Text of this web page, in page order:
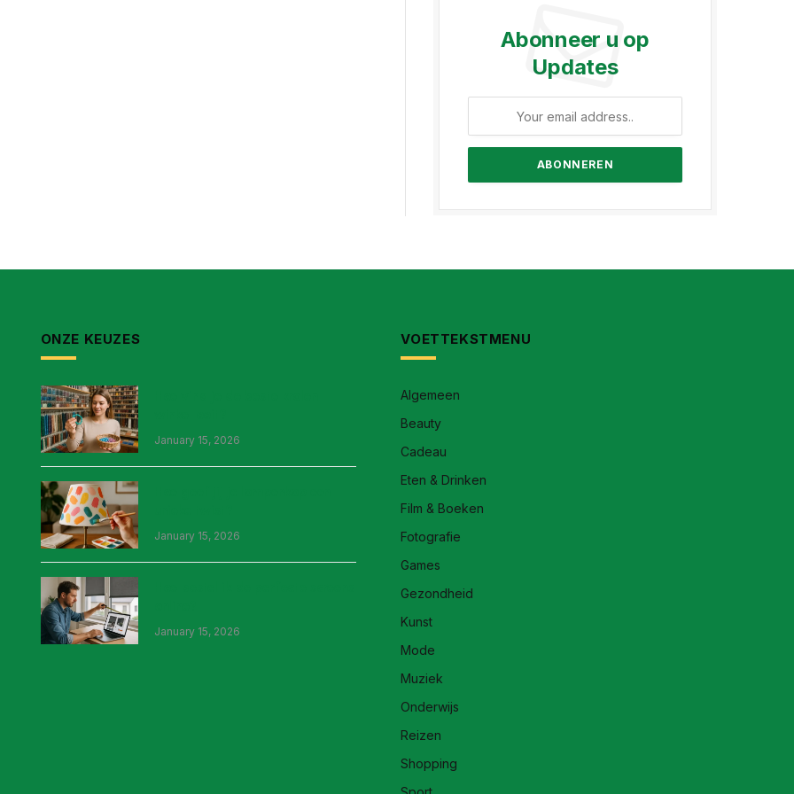
Abonneer u op
Updates
ONZE KEUZES
January 15, 2026
January 15, 2026
January 15, 2026
VOETTEKSTMENU
Algemeen
Beauty
Cadeau
Eten & Drinken
Film & Boeken
Fotografie
Games
Gezondheid
Kunst
Mode
Muziek
Onderwijs
Reizen
Shopping